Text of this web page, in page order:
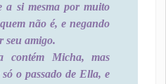
a si mesma por muito
não é, e negando
seu amigo.
contém Micha, mas
o passado de Ella, e